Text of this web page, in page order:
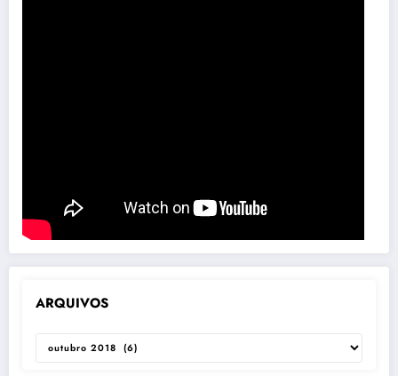
ARQUIVOS
ARQUIVOS